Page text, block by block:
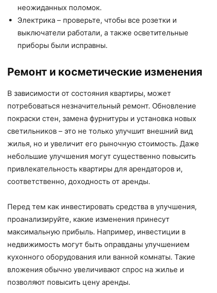
неожиданных поломок.
Электрика – проверьте, чтобы все розетки и
выключатели работали, а также осветительные
приборы были исправны.
Ремонт и косметические изменения
В зависимости от состояния квартиры, может
потребоваться незначительный ремонт. Обновление
покраски стен, замена фурнитуры и установка новых
светильников – это не только улучшит внешний вид
жилья, но и увеличит его рыночную стоимость. Даже
небольшие улучшения могут существенно повысить
привлекательность квартиры для арендаторов и,
соответственно, доходность от аренды.
Перед тем как инвестировать средства в улучшения,
проанализируйте, какие изменения принесут
максимальную прибыль. Например, инвестиции в
недвижимость могут быть оправданы улучшением
кухонного оборудования или ванной комнаты. Такие
вложения обычно увеличивают спрос на жилье и
позволяют повысить цену аренды.